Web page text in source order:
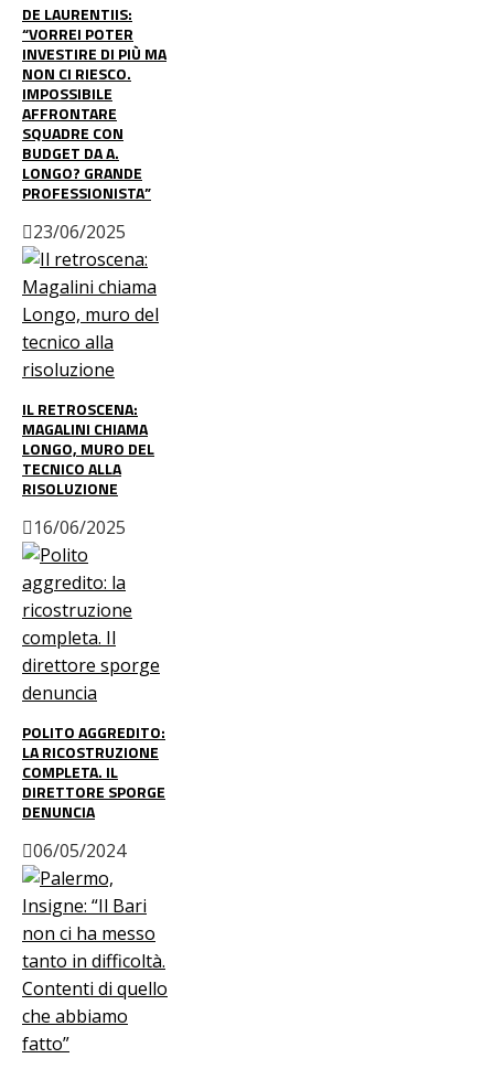
DE LAURENTIIS:
“VORREI POTER
INVESTIRE DI PIÙ MA
NON CI RIESCO.
IMPOSSIBILE
AFFRONTARE
SQUADRE CON
BUDGET DA A.
LONGO? GRANDE
PROFESSIONISTA”
23/06/2025
IL RETROSCENA:
MAGALINI CHIAMA
LONGO, MURO DEL
TECNICO ALLA
RISOLUZIONE
16/06/2025
POLITO AGGREDITO:
LA RICOSTRUZIONE
COMPLETA. IL
DIRETTORE SPORGE
DENUNCIA
06/05/2024